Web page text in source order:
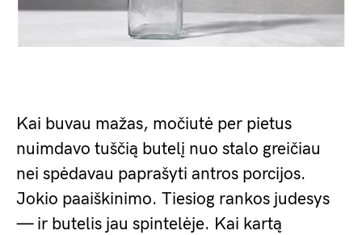
Kai buvau mažas, močiutė per pietus
nuimdavo tuščią butelį nuo stalo greičiau
nei spėdavau paprašyti antros porcijos.
Jokio paaiškinimo. Tiesiog rankos judesys
— ir butelis jau spintelėje. Kai kartą